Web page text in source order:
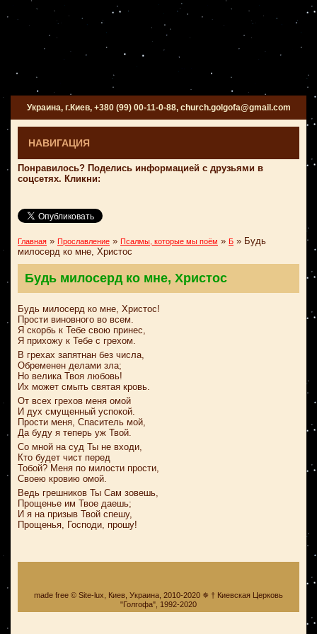
Украина, г.Киев, +380 (99) 00-11-0-88, church.golgofa@gmail.com
НАВИГАЦИЯ
Понравилось? Поделись информацией с друзьями в
соцсетях. Кликни:
Главная » Прославление » Псалмы, которые мы поём » Б » Будь
милосерд ко мне, Христос
Будь милосерд ко мне, Христос
Будь милосерд ко мне, Христос!
Прости виновного во всем.
Я скорбь к Тебе свою принес,
Я прихожу к Тебе с грехом.
В грехах запятнан без числа,
Обременен делами зла;
Но велика Твоя любовь!
Их может смыть святая кровь.
От всех грехов меня омой
И дух смущенный успокой.
Прости меня, Спаситель мой,
Да буду я теперь уж Твой.
Со мной на суд Ты не входи,
Кто будет чист перед
Тобой? Меня по милости прости,
Своею кровию омой.
Ведь грешников Ты Сам зовешь,
Прощенье им Твое даешь;
И я на призыв Твой спешу,
Прощенья, Господи, прошу!
made free © Site-lux, Киев, Украина, 2010-2020 ✵ † Киевская Церковь
"Голгофа", 1992-2020